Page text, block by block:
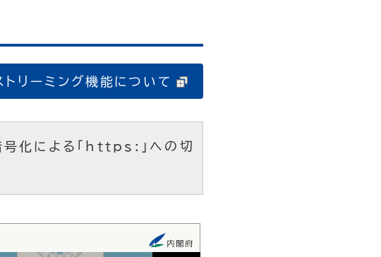
リーミング機能について
号化による「https:」への切